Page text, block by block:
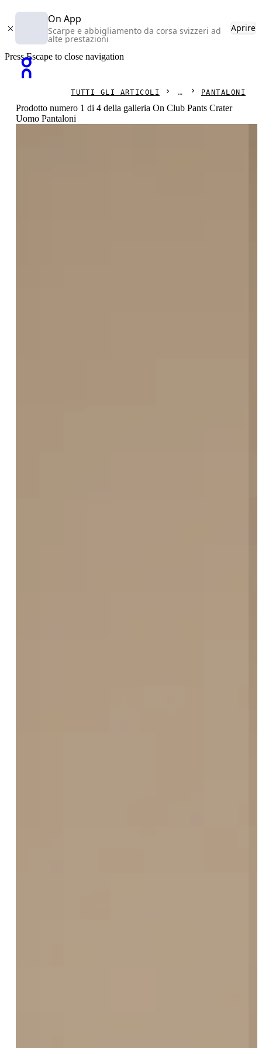
On App
Scarpe e abbigliamento da corsa svizzeri ad
alte prestazioni
Aprire
Press Escape to close navigation
TUTTI GLI ARTICOLI PANTALONI
Prodotto numero 1 di 4 della galleria On Club Pants Crater
Uomo Pantaloni